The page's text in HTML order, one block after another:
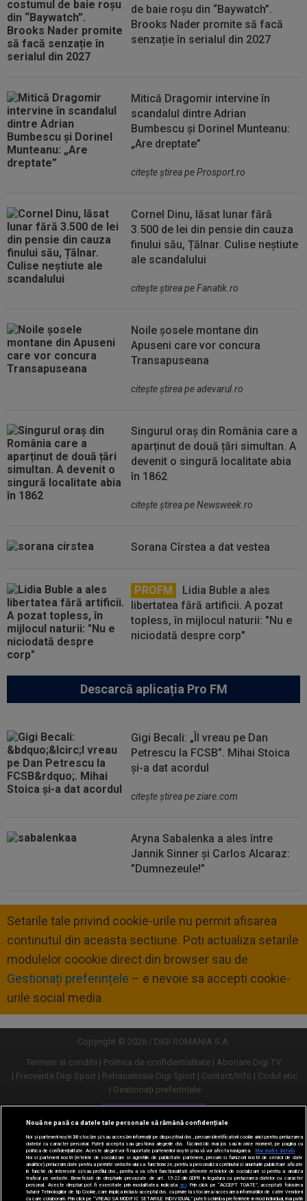
de baie roșu din “Baywatch”.
Brooks Nader promite să facă
senzație în serialul din 2027
Mitică Dragomir intervine în
scandalul dintre Adrian
Bumbescu și Dorinel Munteanu:
„Are dreptate”
citeşte ştirea pe Prosport.ro
Cornel Dinu, lăsat lunar fără
3.500 de lei din pensie din cauza
finului său, Țălnar. Culise neștiute
ale scandalului
citeşte ştirea pe Fanatik.ro
Noile șosele montane din
Apuseni care vor concura
Transapuseana
citeşte ştirea pe adevarul.ro
Singurul oraș din România care a
aparținut de două țări simultan. A
devenit o singură localitate abia
în 1862
citeşte ştirea pe Newsweek.ro
Sorana Cîrstea a dat vestea
PROFM
Lidia Buble a ales
libertatea fără artificii. A pozat
topless, în mijlocul naturii: "Nu e
niciodată despre corp"
Descarcă aplicația Pro FM
Gigi Becali: „Îl vreau pe Dan
Petrescu la FCSB”. Mihai Stoica
și-a dat acordul
citeşte ştirea pe ziare.com
Aryna Sabalenka a ales între
Jannik Sinner și Carlos Alcaraz:
”Dumnezeule!”
Setarile tale privind cookie-urile nu permit afisarea
continutul din aceasta sectiune. Poti actualiza setarile
modulelor coookie direct din browser sau de
Gestionați preferințele – e nevoie sa accepti cookie-
urile social media
Copyright © 2026 / DIGI ROMANIA S.A.
Termeni si conditii
Politica de confidentialitate
Abonare Digi TV
Frecvente Digi Sport
Retransmisie Digi Sport Contact/Info
Codul etic
Gestionați preferințele
Versiune desktop
Nouă ne pasă ca datele tale personale să rămână confidențiale
Noi și partenerii noștri30stocăm și/sau accesăm informații pe dispozitivul dvs., precum identificatorii cookie unici pentru prelucrarea
datelor cu caracter personal. Puteți accepta sau gestiona alegerile dvs. făcând clic mai jos sau în orice moment, pe pagina cu
politica de confidențialitate. Aceste alegeri vor fi raportate partenerilor noștri și nu vă vor afecta navigarea.
Mai multe detalii
Noi si partenerii nostri (retelele de socializare si agentiile de publicitate partenere, precum si furnizorii nostri de servicii de date
analitice) prelucram date pentru a permite website-ului sa functioneze, pentru a personaliza continutul si anunturile publicitare afisate
in functie de interesele si/sau profilul dvs., pentru a va oferi functionalitati aferente retelelor de socializare si pentru a analiza
traficul pe website. Beneficiati de drepturile prevazute de art. 15-22 din GDPR in legatura cu prelucrarea datelor cu caracter
personal. Aceste drepturi pot fi exercitate prin modalitatea indicata aici. Prin click pe “ACCEPT TOATE”, acceptati folosirea
tuturor Tehnologiilor de tip Cookie, care implica inclusiv acceptul dvs. cu privire la stocarea/accesarea informatiilor de catre Vendor-ii
cu care colaboram. Prin click pe “VREAU SA MODIFIC SETARILE INDIVIDUAL” puteti schimba preferintele in mod individual, mai putin